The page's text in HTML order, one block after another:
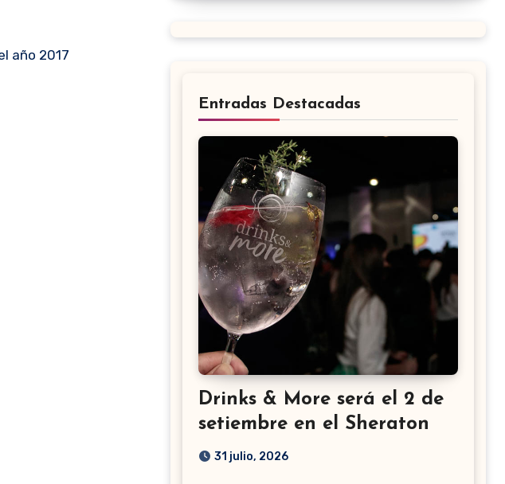
Entradas Destacadas
Drinks & More será el 2 de
setiembre en el Sheraton
31 julio, 2026